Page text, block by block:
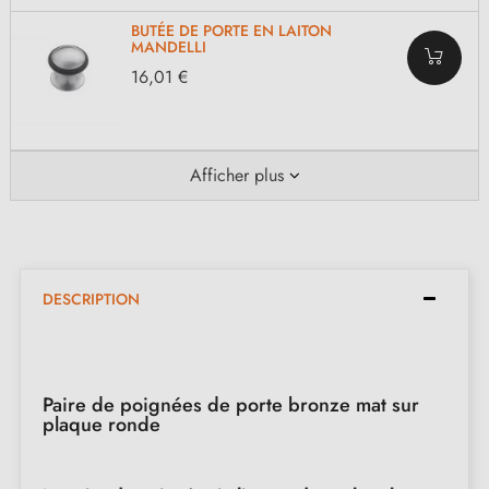
BUTÉE DE PORTE EN LAITON
MANDELLI
16,01 €
Afficher plus
DESCRIPTION
Paire de poignées de porte bronze mat sur
plaque ronde